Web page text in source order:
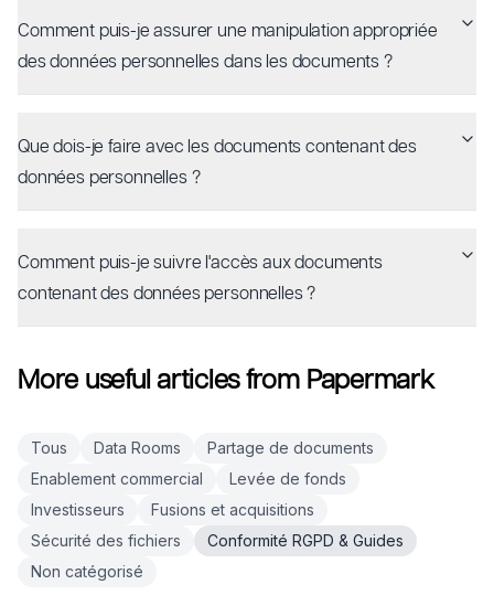
Comment puis-je assurer une manipulation appropriée
des données personnelles dans les documents ?
Que dois-je faire avec les documents contenant des
données personnelles ?
Comment puis-je suivre l'accès aux documents
contenant des données personnelles ?
More useful articles from Papermark
Tous Data Rooms
Partage de documents
Enablement commercial
Levée de fonds
Investisseurs
Fusions et acquisitions
Sécurité des fichiers
Conformité RGPD & Guides
Non catégorisé